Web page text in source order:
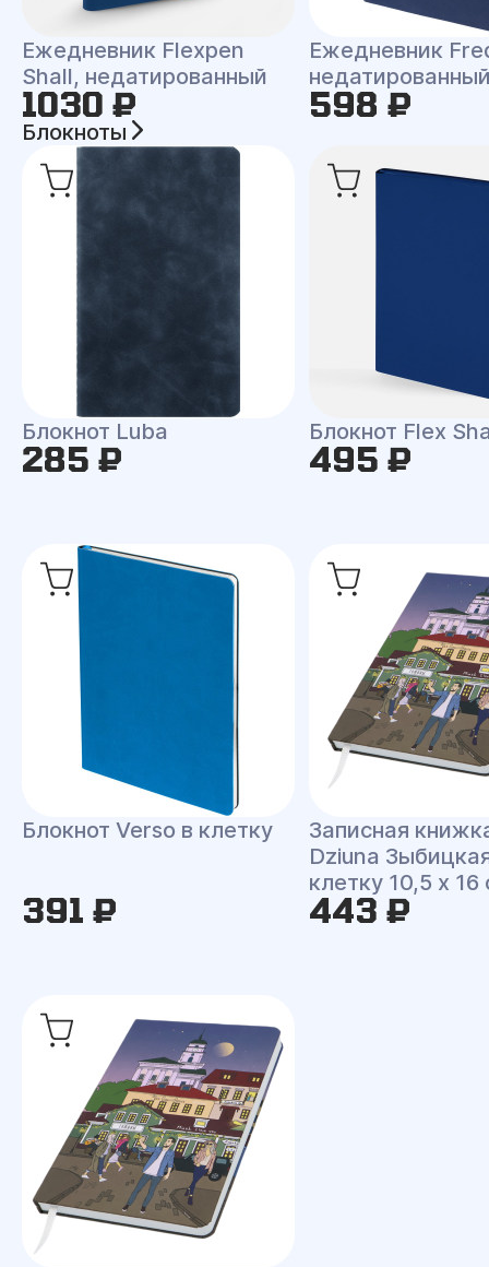
Ежедневник Flexpen
Shall, недатированный
1030 ₽
Ежедневник
598 ₽
Блокноты
Блокнот Luba
285 ₽
Блокнот Flex
495 ₽
Блокнот Verso в клетку
391 ₽
Записная
Dziuna
клетку 10,5 x 16
443 ₽